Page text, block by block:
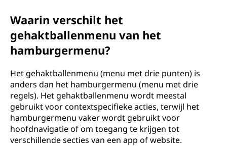
Waarin verschilt het
gehaktballenmenu van het
hamburgermenu?
Het gehaktballenmenu (menu met drie punten) is
anders dan het hamburgermenu (menu met drie
regels). Het gehaktballenmenu wordt meestal
gebruikt voor contextspecifieke acties, terwijl het
hamburgermenu vaker wordt gebruikt voor
hoofdnavigatie of om toegang te krijgen tot
verschillende secties van een app of website.